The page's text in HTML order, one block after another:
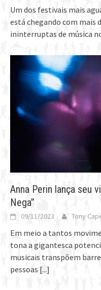
Um dos festivais mais
está chegando com mais
ininterruptas de música
Anna Perin lança seu
Nega”
09/11/2023 Tony
Em meio a tantos
tona a gigantesca
musicais transpõem
pessoas [...]